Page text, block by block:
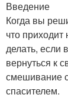
Введение
Когда вы
что
делать, если
вернуться к
смешивание
спасителем.